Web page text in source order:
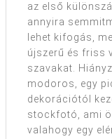
az első
annyira
lehet kifogás,
újszerű és friss
szavakat.
modoros, egy
dekorációtól
stockfotó, ami
valahogy egy